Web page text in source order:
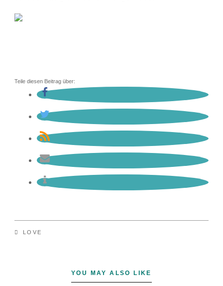
Teile diesen Beitrag über:
LOVE
YOU MAY ALSO LIKE